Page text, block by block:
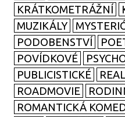
KRÁTKOMETRÁŽNÍ
MUZIKÁLY
PODOBENSTVÍ
POVÍDKOVÉ
PUBLICISTICKÉ
ROADMOVIE
ROMANTICKÁ